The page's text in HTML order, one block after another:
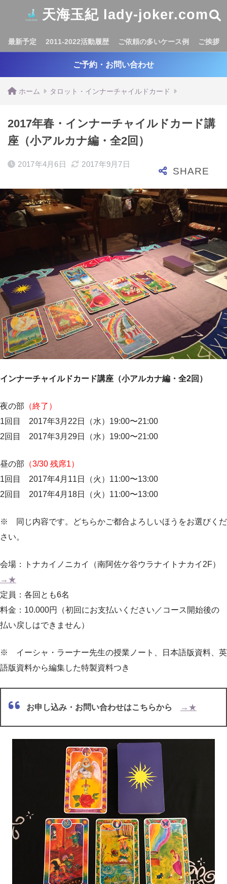
天海玉紀 lady-joker.com
最新予定 2011-2022活動履歴 ご依頼の多いケース例 ご挨拶
ご予約・お問い合わせ
ホーム タロット・インナーチャイルドカード
2017年春・インナーチャイルドカード講
座（小アルカナ編・全2回）
2017年4月6日 2017年9月7日
インナーチャイルドカード講座（小アルカナ編・全2回）
夜の部 （終了）
1回目 2017年3月22日（水）19:00〜21:00
2回目 2017年3月29日（水）19:00〜21:00
昼の部 （3/30 残席1）
1回目 2017年4月11日（火）11:00〜13:00
2回目 2017年4月18日（火）11:00〜13:00
※ 同じ内容です。どちらかご都合よろしいほうをお選びくだ
さい。
会場：トナカイノニカイ（南阿佐ケ谷ウラナイトナカイ2F）
→★
定員：各回とも6名
料金：10.000円（初回にお支払いください／コース開始後の
払い戻しはできません）
※ イーシャ・ラーナー先生の授業ノート、日本語版資料、英
語版資料から編集した特製資料つき
お申し込み・お問い合わせはこちらから →★